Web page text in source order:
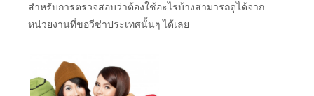
สำหรับการตรวจสอบว่าต้องใช้อะไรบ้างสามารถดูได้จาก
หน่วยงานที่ขอวีซ่าประเทศนั้นๆ ได้เลย